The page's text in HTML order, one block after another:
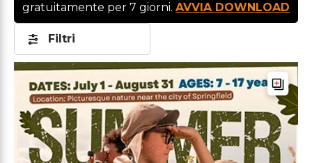
gratuitamente per 7 giorni. AVVIA DOWNLOAD
Filtri